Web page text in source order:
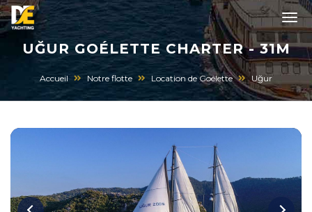
UĞUR GOÉLETTE CHARTER - 31M
Accueil Notre flotte Location de Goélette Uğur